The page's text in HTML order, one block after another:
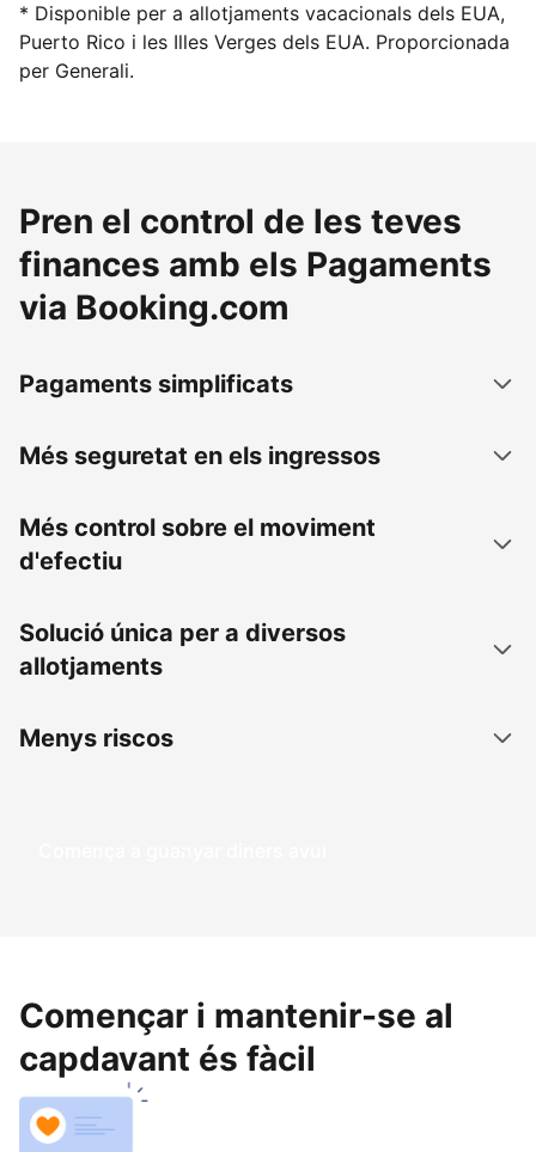
* Disponible per a allotjaments vacacionals dels EUA,
Puerto Rico i les Illes Verges dels EUA. Proporcionada
per Generali.
Pren el control de les teves
finances amb els Pagaments
via Booking.com
Pagaments simplificats
Més seguretat en els ingressos
Més control sobre el moviment
d'efectiu
Solució única per a diversos
allotjaments
Menys riscos
Comença a guanyar diners avui
Començar i mantenir-se al
capdavant és fàcil